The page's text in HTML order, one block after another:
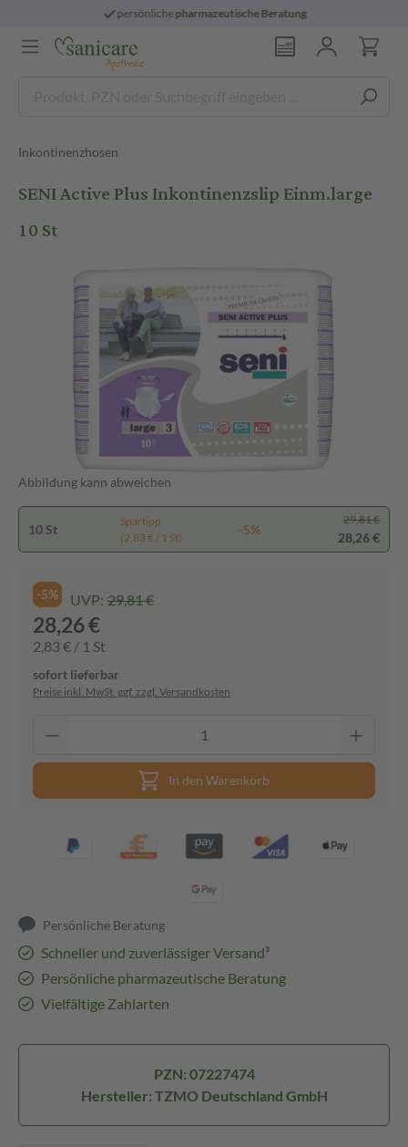
persönliche pharmazeutische Beratung
Inkontinenzhosen
SENI Active Plus Inkontinenzslip Einm.large
10 St
Abbildung kann abweichen
10 St
Spartipp
(2,83 € / 1 St)
-5%
29,81 €
28,26 €
-5% UVP: 29,81 €
28,26 €
2,83 € / 1 St
sofort lieferbar
Preise inkl. MwSt. ggf. zzgl. Versandkosten
In den Warenkorb
Persönliche Beratung
Schneller und zuverlässiger Versand³
Persönliche pharmazeutische Beratung
Vielfältige Zahlarten
PZN: 07227474
Hersteller: TZMO Deutschland GmbH